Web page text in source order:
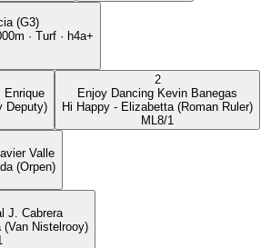
(G3)
· Turf · h4a+
Enrique
Deputy)
2
Enjoy Dancing Kevin Banegas
Hi Happy - Elizabetta (Roman Ruler)
ML 8/1
Valle
(Orpen)
J. Cabrera
(Van Nistelrooy)